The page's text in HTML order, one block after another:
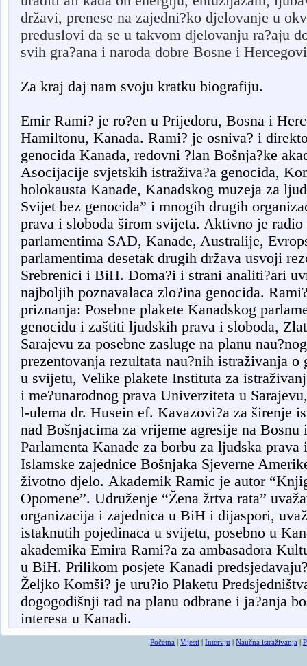
državi, prenese na zajedni?ko djelovanje u
preduslovi da se u takvom djelovanju ra?aju
svih gra?ana i naroda dobre Bosne i
Za kraj daj nam svoju kratku biografiju.
Emir Rami? je ro?en u Prijedoru, Bosna i
Hamiltonu, Kanada. Rami? je osniva? i
genocida Kanada, redovni ?lan Bošnja?ke
Asocijacije svjetskih istraživa?a genocida,
holokausta Kanade, Kanadskog muzeja za
Svijet bez genocida” i mnogih drugih
prava i sloboda širom svijeta. Aktivno je
parlamentima SAD, Kanade, Australije,
parlamentima desetak drugih država usvoji
Srebrenici i BiH. Doma?i i strani analiti?ari
najboljih poznavalaca zlo?ina genocida.
priznanja: Posebne plakete Kanadskog
genocidu i zaštiti ljudskih prava i sloboda,
Sarajevu za posebne zasluge na planu
prezentovanja rezultata nau?nih istraživanja
u svijetu, Velike plakete Instituta za
i me?unarodnog prava Univerziteta u
l-ulema dr. Husein ef. Kavazovi?a za širenje
nad Bošnjacima za vrijeme agresije na Bosnu
Parlamenta Kanade za borbu za ljudska
Islamske zajednice Bošnjaka Sjeverne
životno djelo. Akademik Ramic je autor
Opomene”. Udruženje “Žena žrtva rata”
organizacija i zajednica u BiH i dijaspori,
istaknutih pojedinaca u svijetu, posebno u
akademika Emira Rami?a za ambasadora
u BiH. Prilikom posjete Kanadi
Željko Komši? je uru?io Plaketu
dogogodišnji rad na planu odbrane i ja?anja
interesa u Kanadi.
Početna | Vijesti | Intervju | Naučna istraživanja |